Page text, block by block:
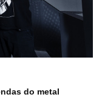
do metal